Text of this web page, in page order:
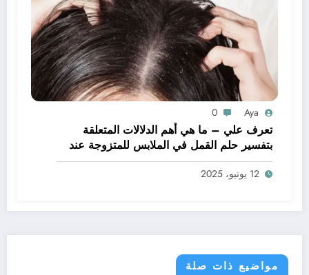
Aya
0
تعرف علي – ما هي أهم الدلالات المتعلقة
بتفسير حلم القمل في الملابس للمتزوجة عند
ابن سيرين؟ – بالتفصيل
12 يونيو، 2025
مواضيع ذات صلة